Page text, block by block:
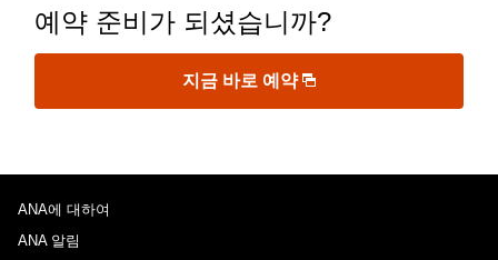
예약 준비가 되셨습니까?
지금 바로 예약
ANA에 대하여
ANA 알림